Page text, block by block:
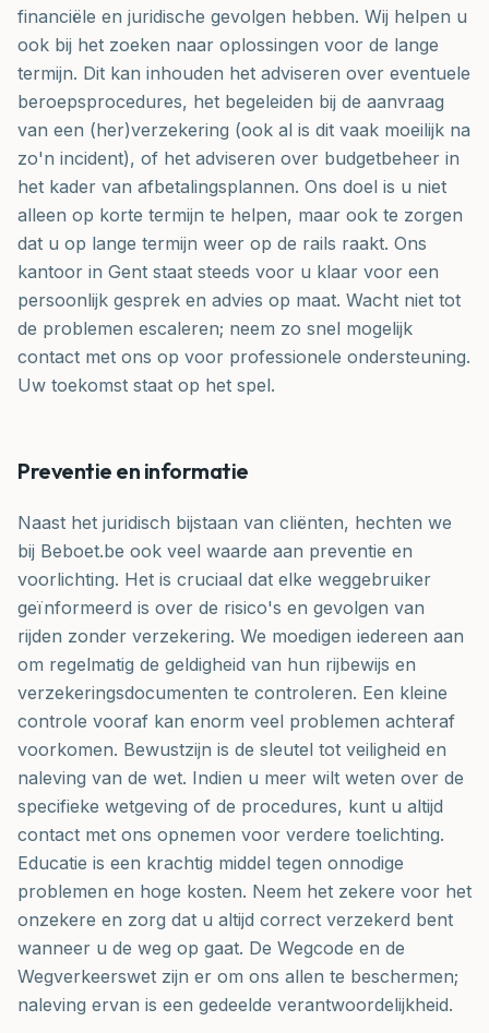
financiële en juridische gevolgen hebben. Wij helpen u
ook bij het zoeken naar oplossingen voor de lange
termijn. Dit kan inhouden het adviseren over eventuele
beroepsprocedures, het begeleiden bij de aanvraag
van een (her)verzekering (ook al is dit vaak moeilijk na
zo'n incident), of het adviseren over budgetbeheer in
het kader van afbetalingsplannen. Ons doel is u niet
alleen op korte termijn te helpen, maar ook te zorgen
dat u op lange termijn weer op de rails raakt. Ons
kantoor in Gent staat steeds voor u klaar voor een
persoonlijk gesprek en advies op maat. Wacht niet tot
de problemen escaleren; neem zo snel mogelijk
contact met ons op voor professionele ondersteuning.
Uw toekomst staat op het spel.
Preventie en informatie
Naast het juridisch bijstaan van cliënten, hechten we
bij Beboet.be ook veel waarde aan preventie en
voorlichting. Het is cruciaal dat elke weggebruiker
geïnformeerd is over de risico's en gevolgen van
rijden zonder verzekering. We moedigen iedereen aan
om regelmatig de geldigheid van hun rijbewijs en
verzekeringsdocumenten te controleren. Een kleine
controle vooraf kan enorm veel problemen achteraf
voorkomen. Bewustzijn is de sleutel tot veiligheid en
naleving van de wet. Indien u meer wilt weten over de
specifieke wetgeving of de procedures, kunt u altijd
contact met ons opnemen voor verdere toelichting.
Educatie is een krachtig middel tegen onnodige
problemen en hoge kosten. Neem het zekere voor het
onzekere en zorg dat u altijd correct verzekerd bent
wanneer u de weg op gaat. De Wegcode en de
Wegverkeerswet zijn er om ons allen te beschermen;
naleving ervan is een gedeelde verantwoordelijkheid.